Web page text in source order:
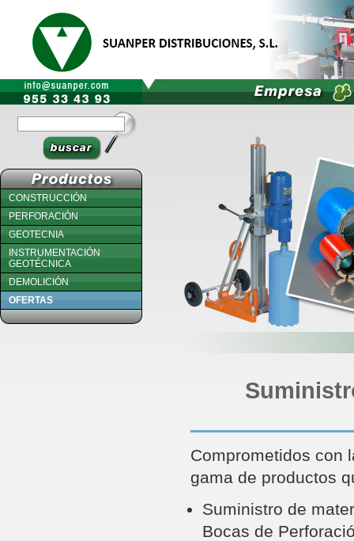
Comprometidos con
gama de productos
Suministro de
Bocas de
CONSTRUCCIÓN
PERFORACIÓN
GEOTECNIA
INSTRUMENTACIÓN
GEOTÉCNICA
DEMOLICIÓN
OFERTAS